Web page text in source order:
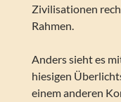
Zivilisationen
Rahmen.
Anders sieht es
hiesigen
einem anderen